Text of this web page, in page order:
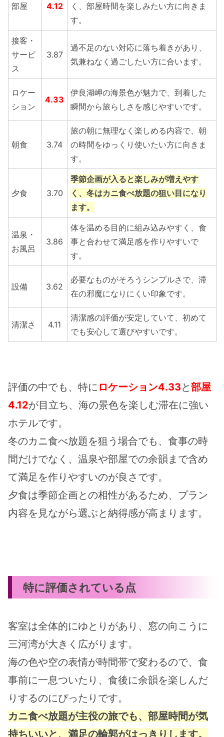
部屋 4.12
く、部屋時間を楽しみたい方に向きま
す。
接客・
サービ
ス
3.87
過不足のない対応に落ち着きがあり、
気兼ねなく過ごしたい方に合います。
ロケー
ション
4.33
伊良湖岬の海景色が魅力で、到着した
瞬間から旅らしさを感じやすいです。
朝食 3.74
旅の朝に無理なく楽しめる内容で、朝
の時間をゆっくり使いたい方に向きま
す。
夕食 3.70
季節企画が入ると楽しみが増えやす
く、冬はカニ食べ放題の狙い目になり
ます。
温泉・
お風呂
3.86
体を温める目的に組み込みやすく、食
事と合わせて満足感を作りやすいで
す。
設備 3.62
必要なものがそろうシンプルさで、滞
在の邪魔になりにくい印象です。
清潔さ 4.11
清潔感の評価が安定していて、初めて
でも安心して選びやすいです。
評価の中でも、特に ロケーション4.33と部屋
4.12が目立ち、海の景色を楽しむ滞在に強い
ホテルです。
冬のカニ食べ放題を狙う場合でも、食事の時
間だけでなく、温泉や部屋での余韻まで含め
て満足を作りやすいのが良さです。
夕食は季節企画との相性があるため、プラン
内容を見ながら選ぶと納得感が高まります。
特に評価されている点
客室は全体的にゆとりがあり、窓の向こうに
三河湾が大きく広がります。
海の色や空の表情が時間帯で変わるので、食
事前に一息ついたり、食後に余韻を楽しんだ
りするのにぴったりです。
カニ食べ放題が主役の旅でも、部屋時間が気
持ちいいと、満足の輪郭がはっきりします。